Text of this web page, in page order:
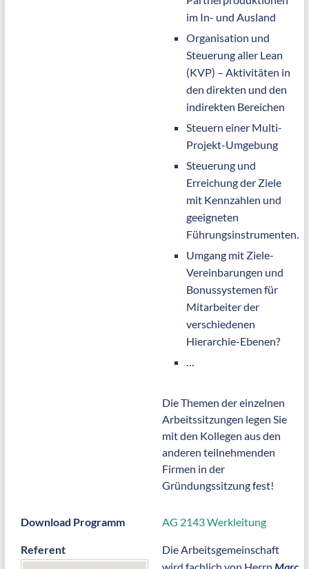
im In- und Ausland
Organisation und
Steuerung aller Lean
(KVP) – Aktivitäten in
den direkten und den
indirekten Bereichen
Steuern einer Multi-
Projekt-Umgebung
Steuerung und
Erreichung der Ziele
mit Kennzahlen und
geeigneten
Führungsinstrumenten.
Umgang mit Ziele-
Vereinbarungen und
Bonussystemen für
Mitarbeiter der
verschiedenen
Hierarchie-Ebenen?
…
Die Themen der einzelnen
Arbeitssitzungen legen Sie
mit den Kollegen aus den
anderen teilnehmenden
Firmen in der
Gründungssitzung fest!
Download Programm AG 2143 Werkleitung
Referent
Die Arbeitsgemeinschaft